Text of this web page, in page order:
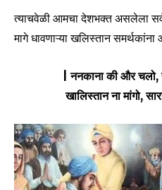
त्याचवेळी आमचा देशभक्त असलेला
मागे धावणाऱ्या खलिस्तान
| ननकाना की और
खालिस्तान ना मांगो,